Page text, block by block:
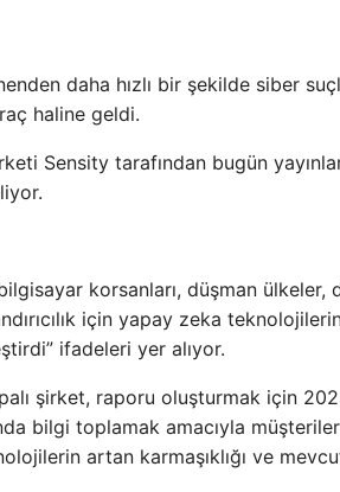
daha hızlı bir şekilde siber
haline geldi.
Sensity tarafından bugün
korsanları, düşman ülkeler,
için yapay zeka
ifadeleri yer alıyor.
​​şirket, raporu oluşturmak için
bilgi toplamak amacıyla
artan karmaşıklığı ve